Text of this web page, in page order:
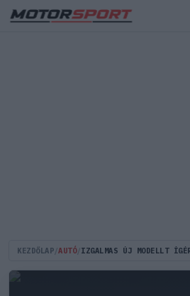
KEZDŐLAP /AUTÓ/ IZGALMAS ÚJ MODELLT